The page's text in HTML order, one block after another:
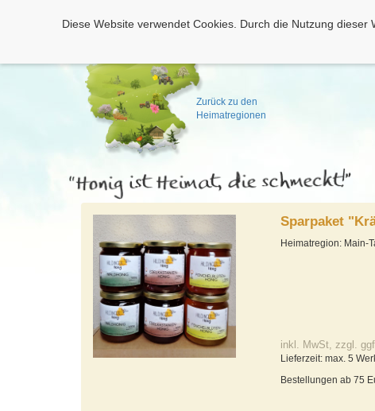
Zurück zu den
Heimatregionen
Diese Website verwendet Cookies. Durch die Nutzung
Sparpaket
Heimatregion: Main-
inkl. MwSt, zzgl.
Lieferzeit: max. 5
Bestellungen ab 75